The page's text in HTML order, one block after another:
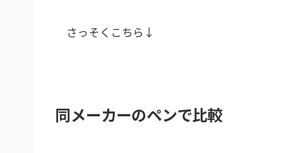
さっそくこちら↓
同メーカーのペンで比較